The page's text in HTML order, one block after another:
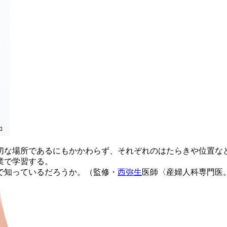
所であるにもかかわらず、それぞれのはたらきや位置
学習する。
っているだろうか。（監修・ 西弥生医師〈産婦人科専門医